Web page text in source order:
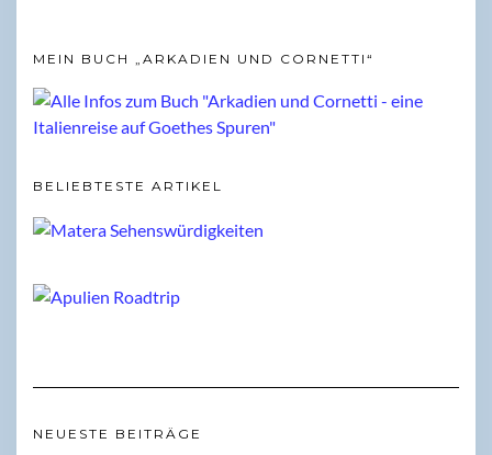
MEIN BUCH „ARKADIEN UND CORNETTI“
BELIEBTESTE ARTIKEL
NEUESTE BEITRÄGE